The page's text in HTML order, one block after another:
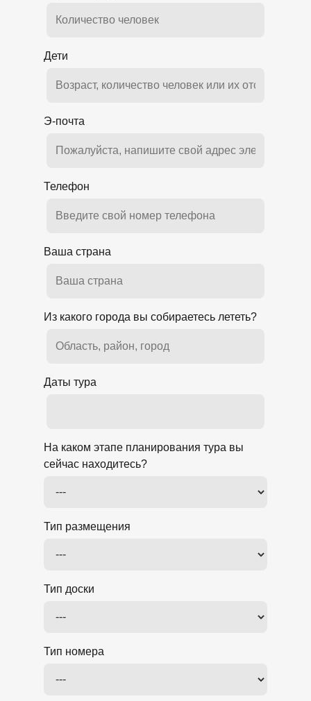
Дети
Э-почта
Телефон
Ваша страна
Из какого города вы собираетесь лететь?
Даты тура
На каком этапе планирования тура вы
сейчас находитесь?
Тип размещения
Тип доски
Тип номера